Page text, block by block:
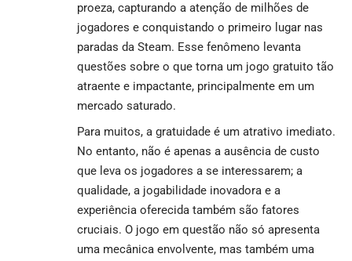
proeza, capturando a atenção de milhões de
jogadores e conquistando o primeiro lugar nas
paradas da Steam. Esse fenômeno levanta
questões sobre o que torna um jogo gratuito tão
atraente e impactante, principalmente em um
mercado saturado.
Para muitos, a gratuidade é um atrativo imediato.
No entanto, não é apenas a ausência de custo
que leva os jogadores a se interessarem; a
qualidade, a jogabilidade inovadora e a
experiência oferecida também são fatores
cruciais. O jogo em questão não só apresenta
uma mecânica envolvente, mas também uma